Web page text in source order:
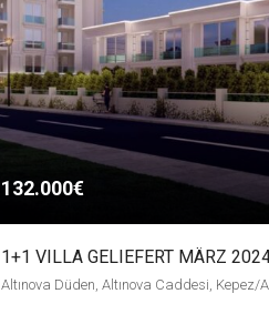
132.000€
Altınova Düden, Altınova Caddesi, Kepez/